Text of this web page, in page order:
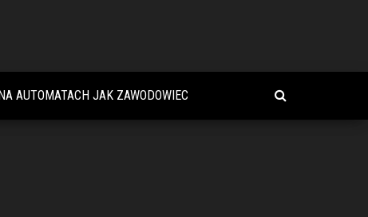
AUTOMATACH JAK ZAWODOWIEC